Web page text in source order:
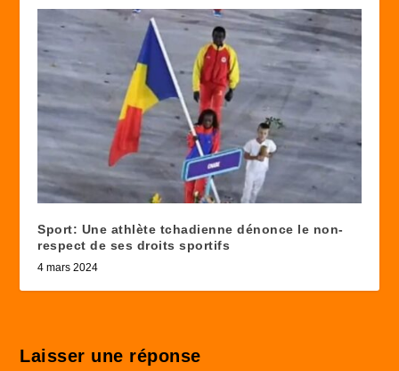
Sport: Une athlète tchadienne dénonce le non-
respect de ses droits sportifs
4 mars 2024
Laisser une réponse